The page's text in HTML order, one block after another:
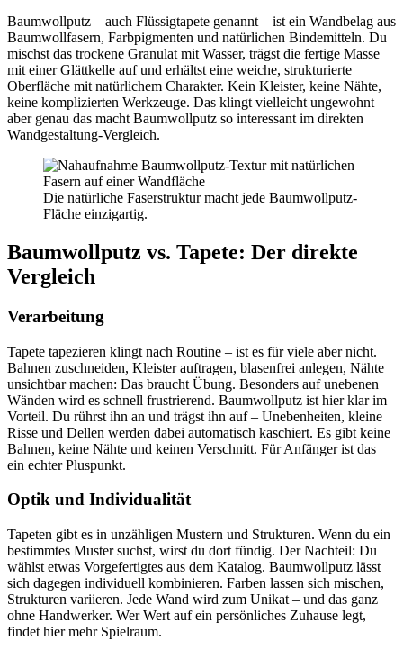
Baumwollputz – auch Flüssigtapete genannt – ist ein Wandbelag aus
Baumwollfasern, Farbpigmenten und natürlichen Bindemitteln. Du
mischst das trockene Granulat mit Wasser, trägst die fertige Masse
mit einer Glättkelle auf und erhältst eine weiche, strukturierte
Oberfläche mit natürlichem Charakter. Kein Kleister, keine Nähte,
keine komplizierten Werkzeuge. Das klingt vielleicht ungewohnt –
aber genau das macht Baumwollputz so interessant im direkten
Wandgestaltung-Vergleich.
Die natürliche Faserstruktur macht jede Baumwollputz-
Fläche einzigartig.
Baumwollputz vs. Tapete: Der direkte
Vergleich
Verarbeitung
Tapete tapezieren klingt nach Routine – ist es für viele aber nicht.
Bahnen zuschneiden, Kleister auftragen, blasenfrei anlegen, Nähte
unsichtbar machen: Das braucht Übung. Besonders auf unebenen
Wänden wird es schnell frustrierend. Baumwollputz ist hier klar im
Vorteil. Du rührst ihn an und trägst ihn auf – Unebenheiten, kleine
Risse und Dellen werden dabei automatisch kaschiert. Es gibt keine
Bahnen, keine Nähte und keinen Verschnitt. Für Anfänger ist das
ein echter Pluspunkt.
Optik und Individualität
Tapeten gibt es in unzähligen Mustern und Strukturen. Wenn du ein
bestimmtes Muster suchst, wirst du dort fündig. Der Nachteil: Du
wählst etwas Vorgefertigtes aus dem Katalog. Baumwollputz lässt
sich dagegen individuell kombinieren. Farben lassen sich mischen,
Strukturen variieren. Jede Wand wird zum Unikat – und das ganz
ohne Handwerker. Wer Wert auf ein persönliches Zuhause legt,
findet hier mehr Spielraum.